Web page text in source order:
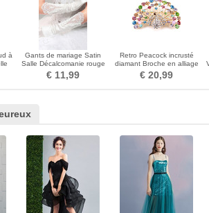
à
Gants de mariage Satin
Salle Décalcomanie rouge
Doigt entier
€ 11,99
Retro Peacock incrusté
diamant Broche en alliage
animal
€ 20,99